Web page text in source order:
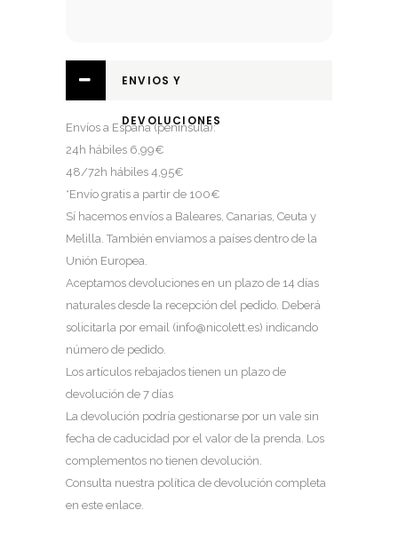
ENVIOS Y
DEVOLUCIONES
Envíos a España (península):
24h hábiles 6,99€
48/72h hábiles 4,95€
*Envío gratis a partir de 100€
Sí hacemos envíos a Baleares, Canarias, Ceuta y
Melilla. También enviamos a países dentro de la
Unión Europea.
Aceptamos devoluciones en un plazo de 14 días
naturales desde la recepción del pedido. Deberá
solicitarla por email (info@nicolett.es) indicando
número de pedido.
Los artículos rebajados tienen un plazo de
devolución de 7 días
La devolución podría gestionarse por un vale sin
fecha de caducidad por el valor de la prenda. Los
complementos no tienen devolución.
Consulta nuestra política de devolución completa
en este enlace